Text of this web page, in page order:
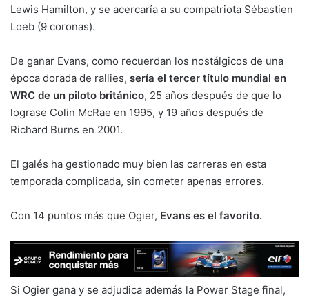
Lewis Hamilton, y se acercaría a su compatriota Sébastien
Loeb (9 coronas).
De ganar Evans, como recuerdan los nostálgicos de una
época dorada de rallies, sería el tercer título mundial en
WRC de un piloto británico, 25 años después de que lo
lograse Colin McRae en 1995, y 19 años después de
Richard Burns en 2001.
El galés ha gestionado muy bien las carreras en esta
temporada complicada, sin cometer apenas errores.
Con 14 puntos más que Ogier, Evans es el favorito.
Si Ogier gana y se adjudica además la Power Stage final,